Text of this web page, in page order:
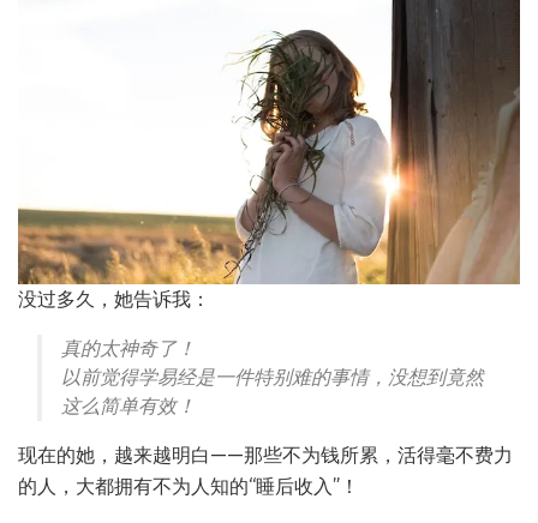
没过多久，她告诉我：
真的太神奇了！
以前觉得学易经是一件特别难的事情，没想到竟然
这么简单有效！
现在的她，越来越明白——那些不为钱所累，活得毫不费力
的人，大都拥有不为人知的“睡后收入”！